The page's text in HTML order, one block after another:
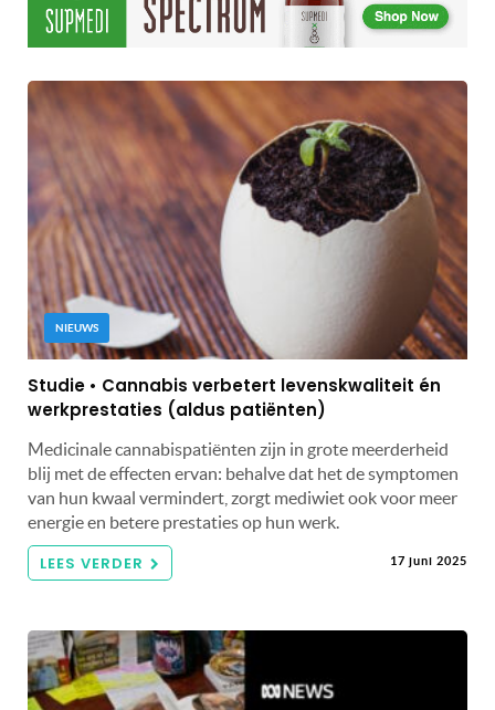
NIEUWS
Studie • Cannabis verbetert levenskwaliteit én
werkprestaties (aldus patiënten)
Medicinale cannabispatiënten zijn in grote meerderheid
blij met de effecten ervan: behalve dat het de symptomen
van hun kwaal vermindert, zorgt mediwiet ook voor meer
energie en betere prestaties op hun werk.
LEES VERDER 17 juni 2025